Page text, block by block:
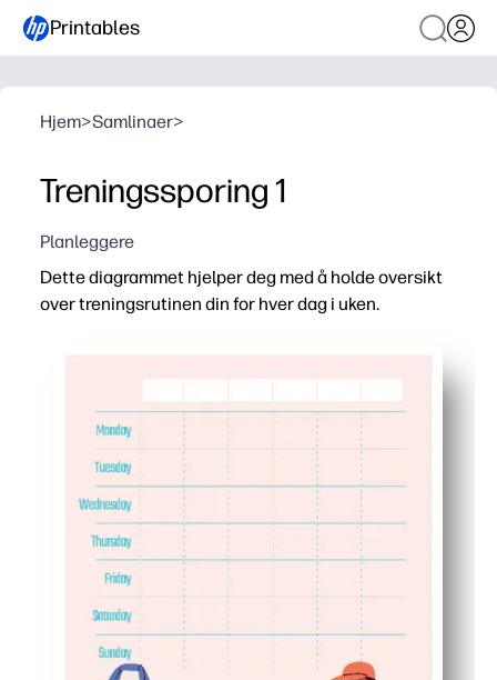
Printables
Hjem>Samlinaer>
Treningssporing 1
Planleggere
Dette diagrammet hjelper deg med å holde oversikt
over treningsrutinen din for hver dag i uken.
Du kan skrive ut og gå - ingen oppsett, bare skriv
Du logger minutter raskt med inkluderte
Du ser hele uken på et øyeblikk - oppdager hull og
Du holder alle på sporet - flott for familier eller